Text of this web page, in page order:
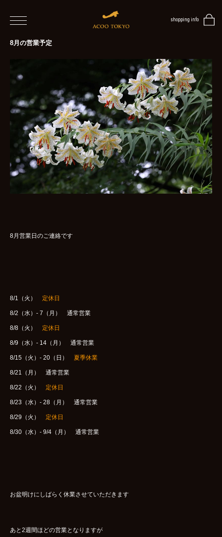
shopping info
home
blog
BLOG
TOP
NEWS
STYLE
WOMENS
shop
contact
Instagram
8月の営業予定
8月営業日のご連絡です
8/1（火） 定休日
8/2（水）- 7（月） 通常営業
8/8（火） 定休日
8/9（水）- 14（月） 通常営業
8/15（火）- 20（日） 夏季休業
8/21（月） 通常営業
8/22（火） 定休日
8/23（水）- 28（月） 通常営業
8/29（火） 定休日
8/30（水）- 9/4（月） 通常営業
お盆明けにしばらく休業させていただきます
あと2週間ほどの営業となりますが